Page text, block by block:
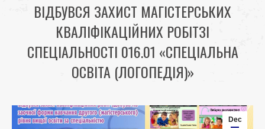
in
new
window
in
new
window
in
new
window
ВІДБУВСЯ ЗАХИСТ МАГІСТЕРСЬКИХ
КВАЛІФІКАЦІЙНИХ РОБІТЗІ
СПЕЦІАЛЬНОСТІ 016.01 «СПЕЦІАЛЬНА
ОСВІТА (ЛОГОПЕДІЯ)»
Dec